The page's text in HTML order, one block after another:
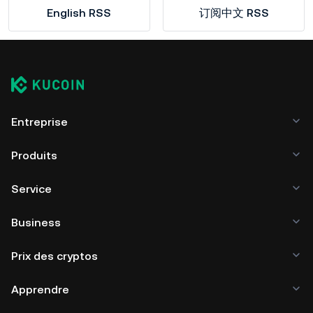
English RSS 订阅中文 RSS
Entreprise
Produits
Service
Business
Prix des cryptos
Apprendre